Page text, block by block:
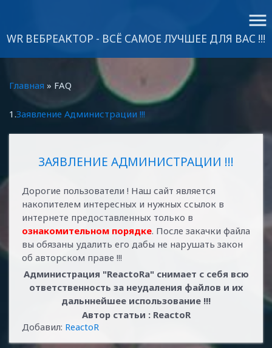
menu
WR ВЕБРЕАКТОР - ВСЁ САМОЕ ЛУЧШЕЕ ДЛЯ ВАС !!!
Главная » FAQ
1.Заявление Администрации !!!
ЗАЯВЛЕНИЕ АДМИНИСТРАЦИИ !!!
Дорогие пользователи ! Наш сайт является
накопителем интересных и нужных ссылок в
интернете предоставленных только в
ознакомительном порядке. После закачки файла
вы обязаны удалить его дабы не нарушать закон
об авторском праве !!!
Администрация "ReactoRа" снимает с себя всю
ответственность за неудаления файлов и их
дальннейшее использование !!!
Автор статьи : ReactoR
Добавил: ReactoR